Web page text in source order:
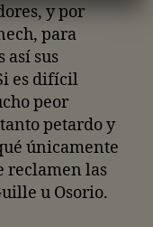
y por
para
así sus
es difícil
peor
petardo y
únicamente
reclamen las
u Osorio.